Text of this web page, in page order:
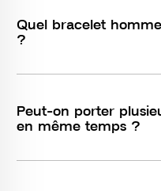
Quel bracelet
?
Peut-on porter
en même temps ?